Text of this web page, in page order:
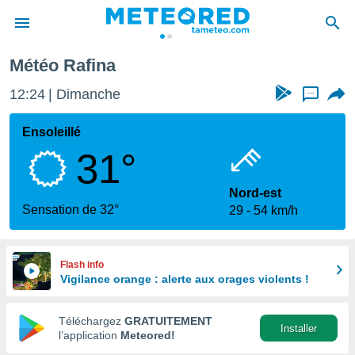
de
Météo Rafina
12:24 Dimanche ...
Ensoleillé
31°
Sensation de 32°
Nord-est
29
54 km/h
Flash info
Vigilance orange : alerte aux orages violents !
Téléchargez GRATUITEMENT
l’application Meteored!
Installer